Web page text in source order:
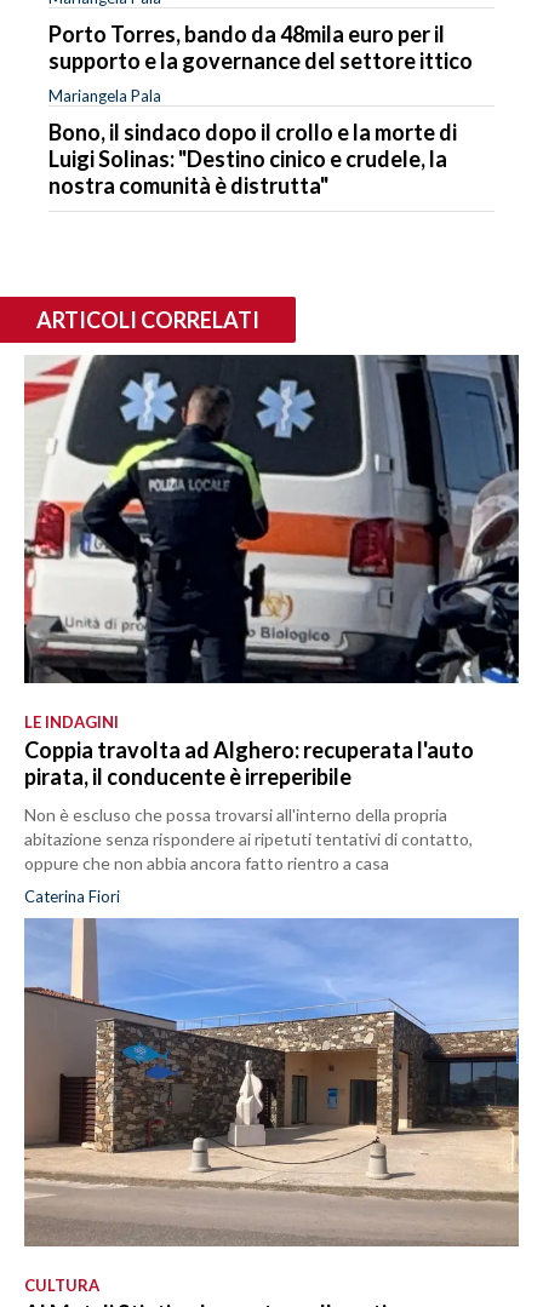
Porto Torres, bando da 48mila euro per il
supporto e la governance del settore ittico
Mariangela Pala
Bono, il sindaco dopo il crollo e la morte di
Luigi Solinas: "Destino cinico e crudele, la
nostra comunità è distrutta"
ARTICOLI CORRELATI
LE INDAGINI
Coppia travolta ad Alghero: recuperata l'auto
pirata, il conducente è irreperibile
Non è escluso che possa trovarsi all'interno della propria
abitazione senza rispondere ai ripetuti tentativi di contatto,
oppure che non abbia ancora fatto rientro a casa
Caterina Fiori
CULTURA